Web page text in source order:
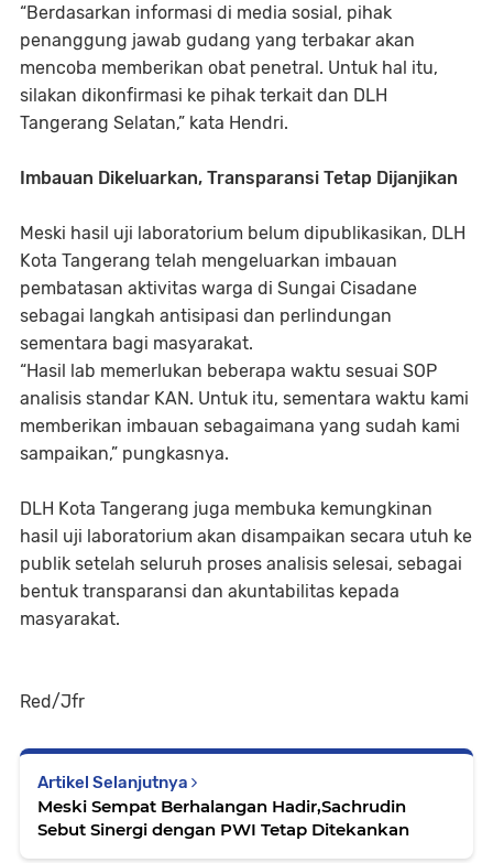
“Berdasarkan informasi di media sosial, pihak
penanggung jawab gudang yang terbakar akan
mencoba memberikan obat penetral. Untuk hal itu,
silakan dikonfirmasi ke pihak terkait dan DLH
Tangerang Selatan,” kata Hendri.
Imbauan Dikeluarkan, Transparansi Tetap Dijanjikan
Meski hasil uji laboratorium belum dipublikasikan, DLH
Kota Tangerang telah mengeluarkan imbauan
pembatasan aktivitas warga di Sungai Cisadane
sebagai langkah antisipasi dan perlindungan
sementara bagi masyarakat.
“Hasil lab memerlukan beberapa waktu sesuai SOP
analisis standar KAN. Untuk itu, sementara waktu kami
memberikan imbauan sebagaimana yang sudah kami
sampaikan,” pungkasnya.
DLH Kota Tangerang juga membuka kemungkinan
hasil uji laboratorium akan disampaikan secara utuh ke
publik setelah seluruh proses analisis selesai, sebagai
bentuk transparansi dan akuntabilitas kepada
masyarakat.
Red/Jfr
Artikel Selanjutnya
Meski Sempat Berhalangan Hadir,Sachrudin
Sebut Sinergi dengan PWI Tetap Ditekankan